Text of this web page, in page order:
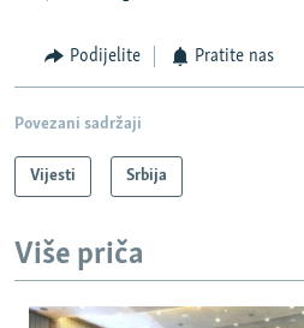
Podijelite Pratite nas
Povezani sadržaji
Vijesti Srbija
Više priča